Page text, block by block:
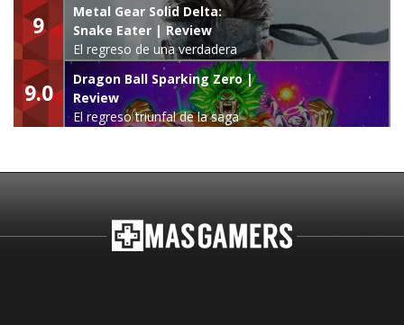
9
Metal Gear Solid Delta:
Snake Eater | Review
El regreso de una verdadera
leyenda
9.0
Dragon Ball Sparking Zero |
Review
El regreso triunfal de la saga